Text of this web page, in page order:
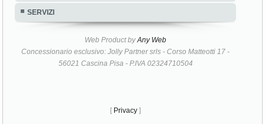
SERVIZI
Web Product byAny Web
Concessionario esclusivo: Jolly Partner srls - Corso Matteotti 17 -
56021 Cascina Pisa - P.IVA 02324710504
[ Privacy ]